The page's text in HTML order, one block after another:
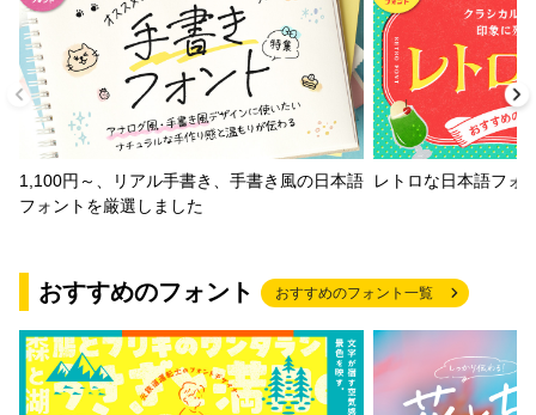
1,100円～、リアル手書き、手書き風の日本語
フォントを厳選しました
レトロな日本語フォ
おすすめのフォント おすすめのフォント一覧